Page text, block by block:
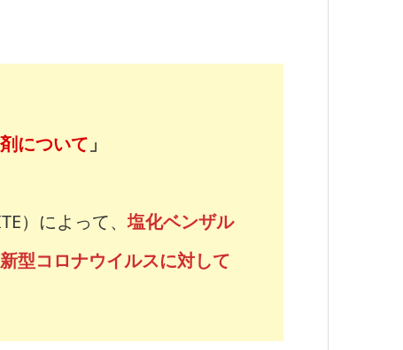
について 」
）によって、塩化ベンザル
新型コロナウイルスに対して